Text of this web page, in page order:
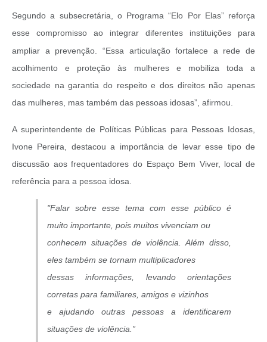
Segundo a subsecretária, o Programa “Elo Por Elas” reforça
esse compromisso ao integrar diferentes instituições para
ampliar a prevenção. “Essa articulação fortalece a rede de
acolhimento e proteção às mulheres e mobiliza toda a
sociedade na garantia do respeito e dos direitos não apenas
das mulheres, mas também das pessoas idosas”, afirmou.
A superintendente de Políticas Públicas para Pessoas Idosas,
Ivone Pereira, destacou a importância de levar esse tipo de
discussão aos frequentadores do Espaço Bem Viver, local de
referência para a pessoa idosa.
"Falar sobre esse tema com esse público é
muito importante, pois muitos vivenciam ou
conhecem situações de violência. Além disso,
eles também se tornam multiplicadores
dessas informações, levando orientações
corretas para familiares, amigos e vizinhos
e ajudando outras pessoas a identificarem
situações de violência.”